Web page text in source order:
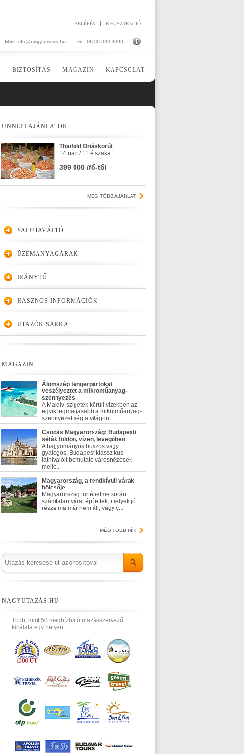
REGISZTRÁCIÓ
BELÉPÉS
Tel.: 06 30 343 4343
Mail: info@nagyutazas.hu
BIZTOSÍTÁS MAGAZIN KAPCSOLAT
ÜNNEPI AJÁNLATOK
Thaiföld Óriáskörút
14 nap / 11 éjszaka
399 000 /fő-től
MÉG TÖBB AJÁNLAT
VALUTAVÁLTÓ
ÜZEMANYAGÁRAK
IRÁNYTŰ
HASZNOS INFORMÁCIÓK
UTAZÓK SARKA
MAGAZIN
Álomszép tengerpartokat
veszélyeztet a mikroműanyag-
szennyezés
A Maldív-szigetek körüli vizekben az
egyik legmagasabb a mikroműanyag-
szennyezettség a világon,...
Csodás Magyarország: Budapesti
séták földön, vízen, levegőben
A hagyományos buszos vagy
gyalogos, Budapest klasszikus
látnivalóit bemutató városnézések
melle...
Magyarország, a rendkívüli várak
bölcsője
Magyarország történelme során
számtalan várat építettek, melyek jó
része ma már nem áll, vagy c...
MÉG TÖBB HÍR
NAGYUTAZÁS.HU
Több, mint 50 megbízható utazásszervező
kínálata egy helyen.